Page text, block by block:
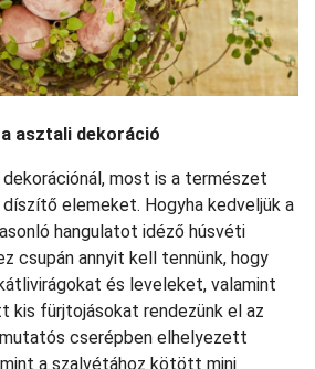
asztali dekoráció
dekorációnál, most is a természet
elemeket. Hogyha kedveljük a
hangulatot idéző húsvéti
csupán annyit kell tennünk, hogy
és leveleket, valamint
kis fürjtojásokat rendezünk el az
cserépben elhelyezett
a szalvétához kötött mini